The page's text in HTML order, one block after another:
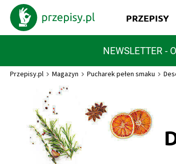
NEWSLETTER -
PRZEPISY
Przepisy.pl Magazyn Pucharek pełen smaku